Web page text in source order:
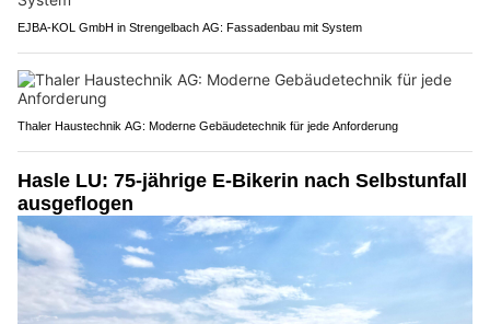
EJBA-KOL GmbH in Strengelbach AG: Fassadenbau mit System
Thaler Haustechnik AG: Moderne Gebäudetechnik für jede Anforderung
Hasle LU: 75-jährige E-Bikerin nach Selbstunfall
ausgeflogen